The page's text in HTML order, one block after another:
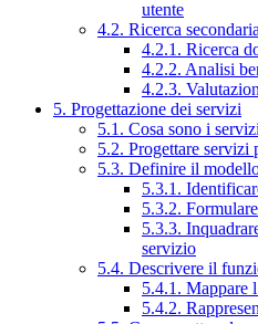
utente
4.2. Ricerca secondaria
4.2.1. Ricerca
4.2.2. Analisi
4.2.3.
5. Progettazione dei servizi
5.1. Cosa sono i
5.2. Progettare
5.3. Definire il
5.3.1.
5.3.2.
5.3.3.
servizio
5.4. Descrivere il
5.4.1. Mappare
5.4.2.